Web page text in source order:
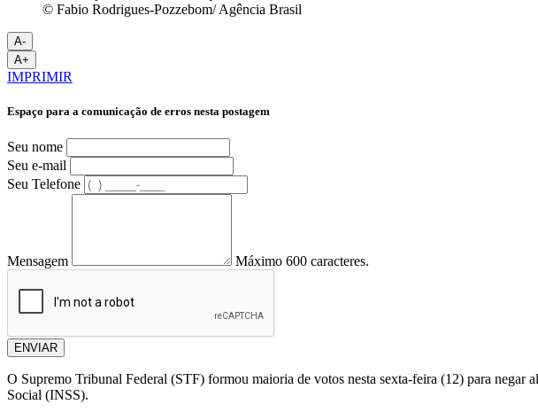
© Fabio Rodrigues-Pozzebom/ Agência Brasil
A-
A+
IMPRIMIR
Espaço para a comunicação de erros nesta postagem
Seu nome
Seu e-mail
Seu Telefone
Mensagem Máximo 600 caracteres.
ENVIAR
O Supremo Tribunal Federal (STF) formou maioria de votos nesta sexta-feira (12) para negar
Social (INSS).